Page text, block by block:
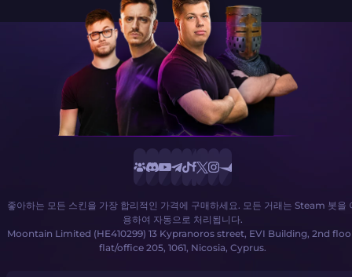
좋아하는 모든 스킨을 가장 합리적인 가격에 구매하세요. 모든 거래는 Steam 봇을
용하여 자동으로 처리됩니다.
Moontain Limited (HE410299) 13 Kypranoros street, EVI Building, 2nd
flat/office 205, 1061, Nicosia, Cyprus.